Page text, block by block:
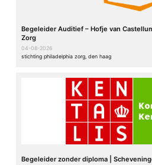
Begeleider Auditief – Hofje van
Zorg
04-08-2026
stichting philadelphia zorg, den haag
Begeleider zonder diploma |